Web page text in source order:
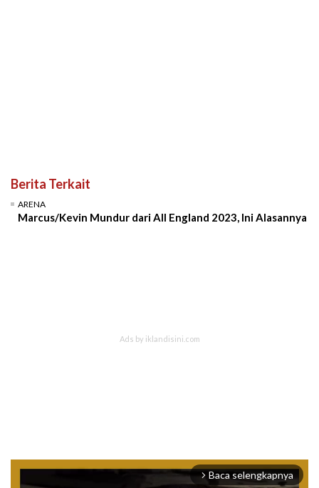
Berita Terkait
ARENA
Marcus/Kevin Mundur dari All England 2023, Ini Alasannya
arrow_forward_ios Baca selengkapnya